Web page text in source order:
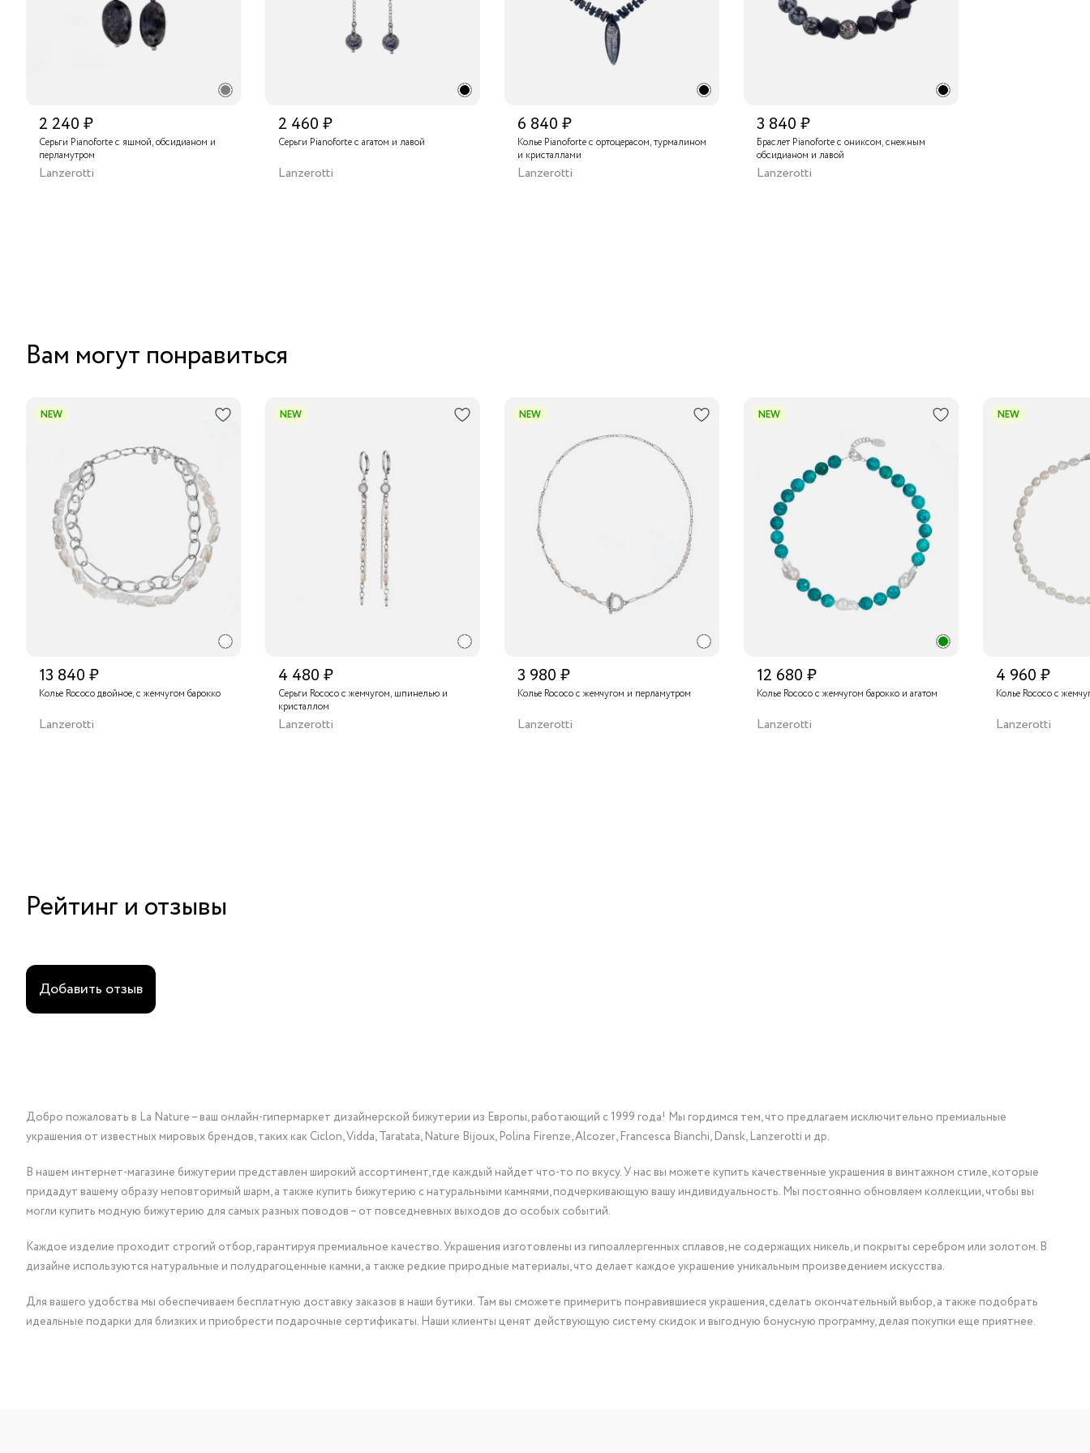
2 240 ₽
Серьги Pianoforte с яшмой, обсидианом и
перламутром
Lanzerotti
2 460 ₽
Серьги Pianoforte с агатом и лавой
Lanzerotti
6 840 ₽
Колье Pianoforte с ортоцерасом, турмалином
и кристаллами
Lanzerotti
3 840 ₽
Браслет Pianoforte с ониксом, снежным
обсидианом и лавой
Lanzerotti
Вам могут понравиться
NEW
13 840 ₽
Колье Rococo двойное, с жемчугом барокко
Lanzerotti
NEW
4 480 ₽
Серьги Rococo с жемчугом, шпинелью и
кристаллом
Lanzerotti
NEW
3 980 ₽
Колье Rococo с жемчугом и перламутром
Lanzerotti
NEW
12 680 ₽
Колье Rococo с жемчугом барокко и агатом
Lanzerotti
NEW
4 960 ₽
Колье Rococo с
Lanzerotti
Рейтинг и отзывы
Добавить отзыв
Добро пожаловать в La Nature – ваш онлайн-гипермаркет дизайнерской бижутерии из Европы, работающий с 1999 года! Мы гордимся тем, что предлагаем исключительно премиальные
украшения от известных мировых брендов, таких как Ciclon, Vidda, Taratata, Nature Bijoux, Polina Firenze, Alcozer, Francesca Bianchi, Dansk, Lanzerotti и др.
В нашем интернет-магазине бижутерии представлен широкий ассортимент, где каждый найдет что-то по вкусу. У нас вы можете купить качественные украшения в винтажном стиле, которые
придадут вашему образу неповторимый шарм, а также купить бижутерию с натуральными камнями, подчеркивающую вашу индивидуальность. Мы постоянно обновляем коллекции, чтобы вы
могли купить модную бижутерию для самых разных поводов – от повседневных выходов до особых событий.
Каждое изделие проходит строгий отбор, гарантируя премиальное качество. Украшения изготовлены из гипоаллергенных сплавов, не содержащих никель, и покрыты серебром или золотом. В
дизайне используются натуральные и полудрагоценные камни, а также редкие природные материалы, что делает каждое украшение уникальным произведением искусства.
Для вашего удобства мы обеспечиваем бесплатную доставку заказов в наши бутики. Там вы сможете примерить понравившиеся украшения, сделать окончательный выбор, а также подобрать
идеальные подарки для близких и приобрести подарочные сертификаты. Наши клиенты ценят действующую систему скидок и выгодную бонусную программу, делая покупки еще приятнее.